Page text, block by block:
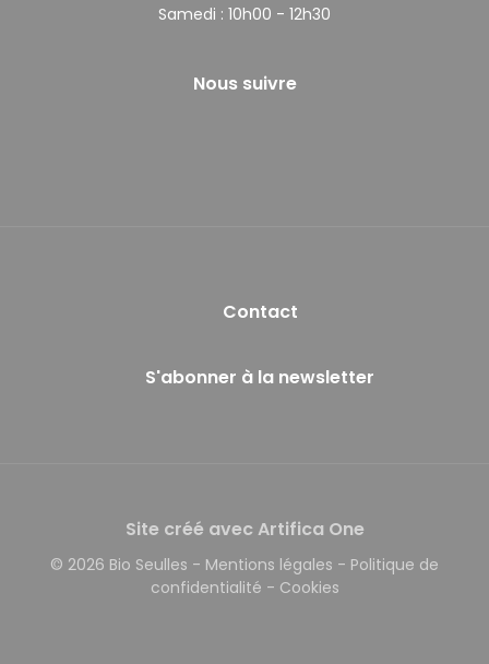
Samedi : 10h00 - 12h30
Nous suivre
Contact
S'abonner à la newsletter
Site créé avec Artifica One
© 2026 Bio Seulles - Mentions légales - Politique de
confidentialité - Cookies